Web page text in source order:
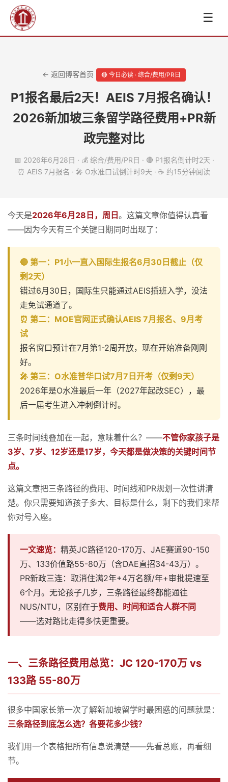
☰
← 返回博客首页 🔴 今日必读 · 综合/费用/PR日
P1报名最后2天！AEIS 7月报名确认！
2026新加坡三条留学路径费用+PR新
政完整对比
📅 2026年6月28日 · 💰 综合/费用/PR日 · 🔴 P1报名倒计时2天 ·
⏰ AEIS 7月报名 · 🎤 O水准口试倒计时9天 · ☕ 约15分钟阅读
今天是2026年6月28日，周日 。这篇文章你值得认真看
——因为今天有三个关键日期同时出现了：
🔴 第一：P1小一直入国际生报名6月30日截止（仅
剩2天）
错过6月30日，国际生只能通过AEIS插班入学，没法
走免试通道了。
⏰ 第二：MOE官网正式确认AEIS 7月报名、9月考
试
报名窗口预计在7月第1-2周开放，现在开始准备刚刚
好。
🎤 第三：O水准普华口试7月7日开考（仅剩9天）
2026年是O水准最后一年（2027年起改SEC），最
后一届考生进入冲刺倒计时。
三条时间线叠加在一起，意味着什么？——不管你家孩子是
3岁、7岁、12岁还是17岁，今天都是做决策的关键时间节
点。
这篇文章把三条路径的费用、时间线和PR规划一次性讲清
楚。你只需要知道孩子多大、目标是什么，剩下的我们来帮
你对号入座。
一文速览： 精英JC路径120-170万、JAE赛道90-150
万、133价值路55-80万（含DAE直招34-43万）。
PR新政三连：取消住满2年+4万名额/年+审批提速至
6个月。无论孩子几岁，三条路径最终都能通往
NUS/NTU，区别在于费用、时间和适合人群不同
——选对路比走得多快更重要。
一、三条路径费用总览：JC 120-170万 vs
133路 55-80万
很多中国家长第一次了解新加坡留学时最困惑的问题就是：
三条路径到底怎么选？各要花多少钱？
我们用一个表格把所有信息说清楚——先看总账，再看细
节。